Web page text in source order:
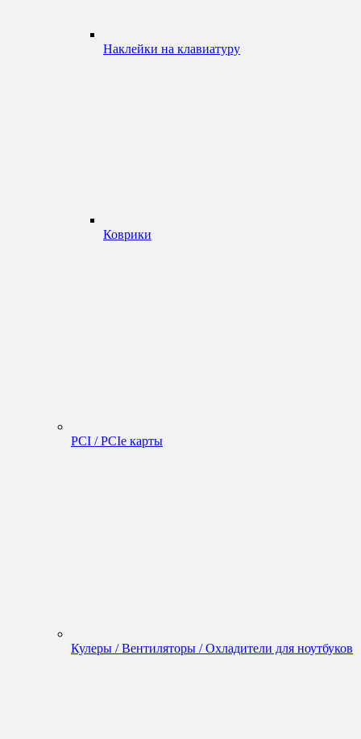
Наклейки на клавиатуру
Коврики
PCI / PCIe карты
Кулеры / Вентиляторы / Охладители для ноутбуков